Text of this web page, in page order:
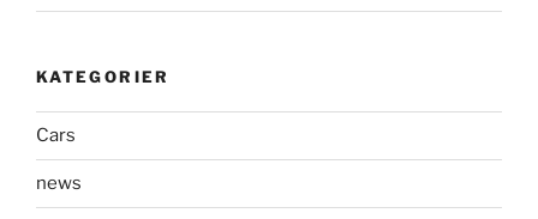
KATEGORIER
Cars
news